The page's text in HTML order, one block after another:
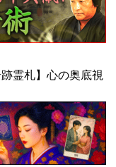
霊札】心の奥底視